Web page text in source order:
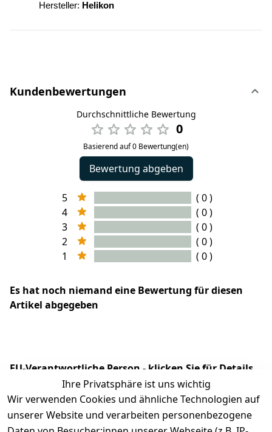
Hersteller: Helikon
Kundenbewertungen
Durchschnittliche Bewertung
0
Basierend auf 0 Bewertung(en)
Bewertung abgeben
5
( 0 )
4
( 0 )
3
( 0 )
2
( 0 )
1
( 0 )
Es hat noch niemand eine Bewertung für diesen
Artikel abgegeben
EU-Verantwortliche Person - klicken Sie für Details
Ihre Privatsphäre ist uns wichtig
Wir verwenden Cookies und ähnliche Technologien auf
unserer Website und verarbeiten personenbezogene